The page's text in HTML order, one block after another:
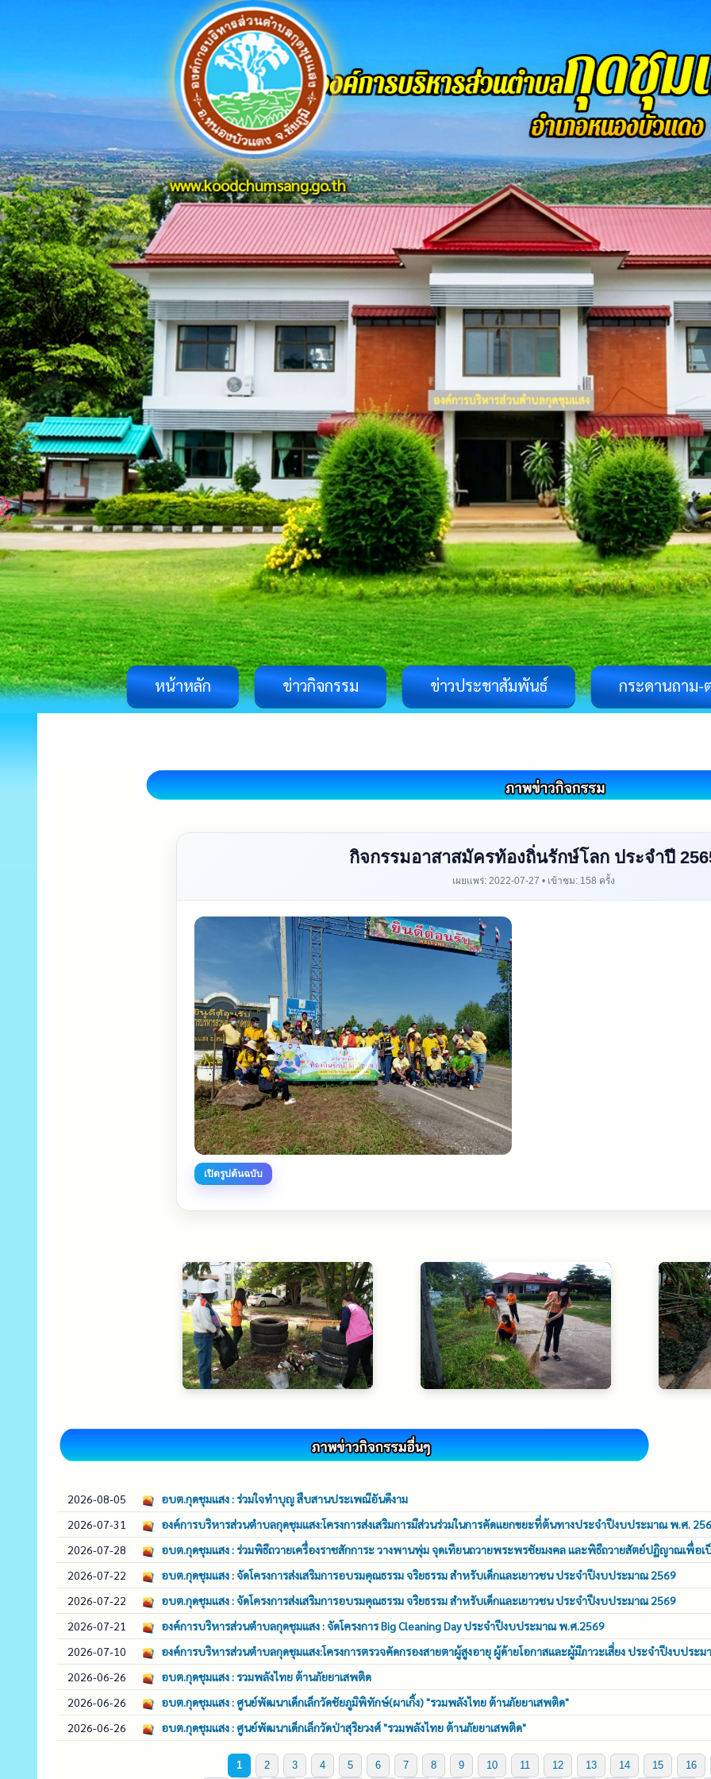
www.koodchumsang.go.th
หน้าหลัก ข่าวกิจกรรม ข่าวประชาสัมพันธ์ กระดานถาม-
กิจกรรมอาสาสมัครท้องถิ่นรักษ์โลก ประจำปี
เผยแพร่: 2022-07-27 • เข้าชม: 158 ครั้ง
เปิดรูปต้นฉบับ
2026-08-05
อบต.กุดชุมแสง : ร่วมใจทำบุญ สืบสานประเพณีอันดีงาม
2026-07-31
องค์การบริหารส่วนตำบลกุดชุมแสง:โครงการส่งเสริมการมีส่วนร่วมในการคัดแยกขยะที่ต้นทางประจำปีงบประมาณ พ.ศ.
2026-07-28
อบต.กุดชุมแสง : ร่วมพิธีถวายเครื่องราชสักการะ วางพานพุ่ม จุดเทียนถวายพระพรชัยมงคล และพิธีถวายสัตย์ปฏิญาณเพื่อ
2026-07-22
อบต.กุดชุมแสง : จัดโครงการส่งเสริมการอบรมคุณธรรม จริยธรรม สำหรับเด็กและเยาวชน ประจำปีงบประมาณ 2569
2026-07-22
อบต.กุดชุมแสง : จัดโครงการส่งเสริมการอบรมคุณธรรม จริยธรรม สำหรับเด็กและเยาวชน ประจำปีงบประมาณ 2569
2026-07-21
องค์การบริหารส่วนตำบลกุดชุมแสง : จัดโครงการ Big Cleaning Day ประจำปีงบประมาณ พ.ศ.2569
2026-07-10
องค์การบริหารส่วนตำบลกุดชุมแสง:โครงการตรวจคัดกรองสายตาผู้สูงอายุ ผู้ด้ายโอกาสและผู้มีภาวะเสี่ยง ประจำปีงบประ
2026-06-26
อบต.กุดชุมแสง : รวมพลังไทย ต้านภัยยาเสพติด
2026-06-26
อบต.กุดชุมแสง : ศูนย์พัฒนาเด็กเล็กวัดชัยภูมิพิทักษ์(ผาเกิ้ง) "รวมพลังไทย ต้านภัยยาเสพติด"
2026-06-26
อบต.กุดชุมแสง : ศูนย์พัฒนาเด็กเล็กวัดป่าสุริยวงศ์ "รวมพลังไทย ต้านภัยยาเสพติด"
1 2 3 4 5 6 7 8 9 10 11 12 13 14 15 16